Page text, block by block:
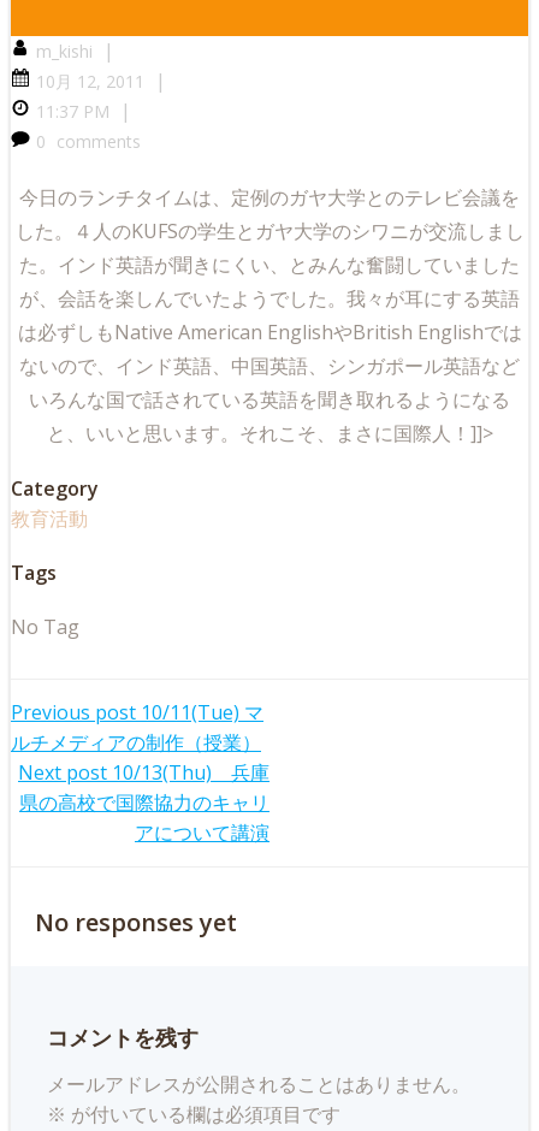
m_kishi |
10月 12, 2011 |
11:37 PM |
0 comments
今日のランチタイムは、定例のガヤ大学とのテレビ会議を
した。４人のKUFSの学生とガヤ大学のシワニが交流しまし
た。インド英語が聞きにくい、とみんな奮闘していました
が、会話を楽しんでいたようでした。我々が耳にする英語
は必ずしもNative American EnglishやBritish Englishでは
ないので、インド英語、中国英語、シンガポール英語など
いろんな国で話されている英語を聞き取れるようになる
と、いいと思います。それこそ、まさに国際人！]]>
Category
教育活動
Tags
No Tag
Post
navigation
Previous post 10/11(Tue) マ
ルチメディアの制作（授業）
Post
navigation
Next post 10/13(Thu) 兵庫
県の高校で国際協力のキャリ
アについて講演
No responses yet
コメントを残す
メールアドレスが公開されることはありません。
※ が付いている欄は必須項目です